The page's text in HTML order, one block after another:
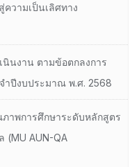
วามเป็นเลิศทาง
นงาน ตามข้อตกลงการ
ำปีงบประมาณ พ.ศ. 2568
าพการศึกษาระดับหลักสูตร
(MU AUN-QA